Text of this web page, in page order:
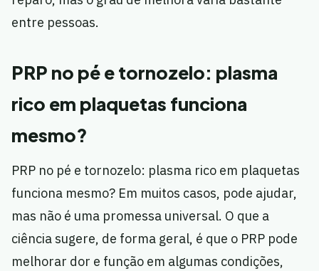
entre pessoas.
PRP no pé e tornozelo: plasma
rico em plaquetas funciona
mesmo?
PRP no pé e tornozelo: plasma rico em plaquetas
funciona mesmo? Em muitos casos, pode ajudar,
mas não é uma promessa universal. O que a
ciência sugere, de forma geral, é que o PRP pode
melhorar dor e função em algumas condições,